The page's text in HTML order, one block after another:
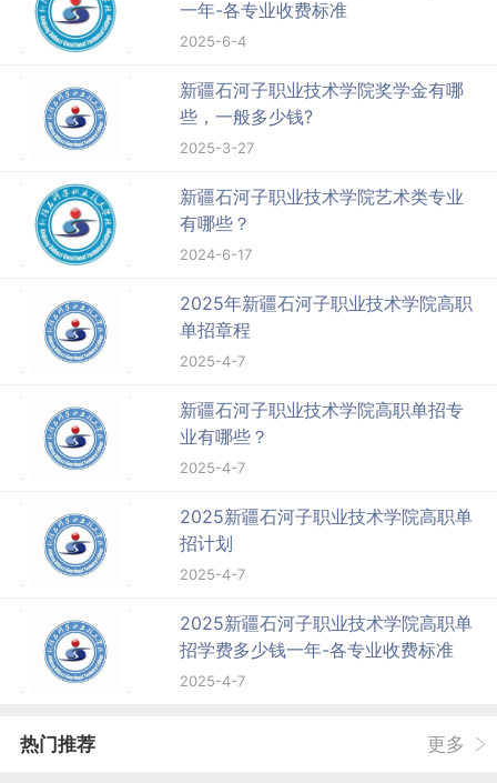
一年-各专业收费标准
2025-6-4
新疆石河子职业技术学院奖学金有哪
些，一般多少钱?
2025-3-27
新疆石河子职业技术学院艺术类专业
有哪些？
2024-6-17
2025年新疆石河子职业技术学院高职
单招章程
2025-4-7
新疆石河子职业技术学院高职单招专
业有哪些？
2025-4-7
2025新疆石河子职业技术学院高职单
招计划
2025-4-7
2025新疆石河子职业技术学院高职单
招学费多少钱一年-各专业收费标准
2025-4-7
热门推荐 更多